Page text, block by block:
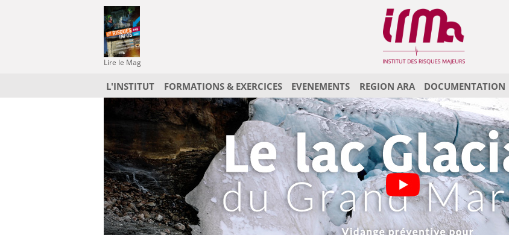
Lire le Mag
L'INSTITUT FORMATIONS & EXERCICES EVENEMENTS REGION ARA DOCUMENTATION